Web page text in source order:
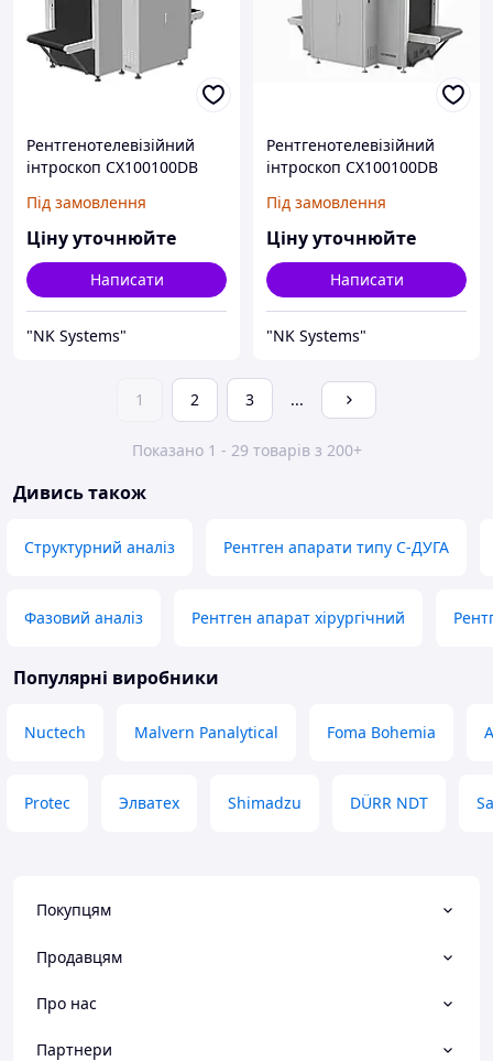
Рентгенотелевізійний
інтроскоп CX100100DB
Під замовлення
Ціну уточнюйте
Написати
"NK Systems"
Рентгенотелевізійний
інтроскоп CX100100DB
Під замовлення
Ціну уточнюйте
Написати
"NK Systems"
1 2 3 ...
Показано 1 - 29 товарів з 200+
Дивись також
Структурний аналіз Рентген апарати типу С-ДУГА
Фазовий аналіз Рентген апарат хірургічний
Популярні виробники
Nuctech Malvern Panalytical Foma Bohemia
Protec Элватех Shimadzu DÜRR NDT
Покупцям
Продавцям
Про нас
Партнери